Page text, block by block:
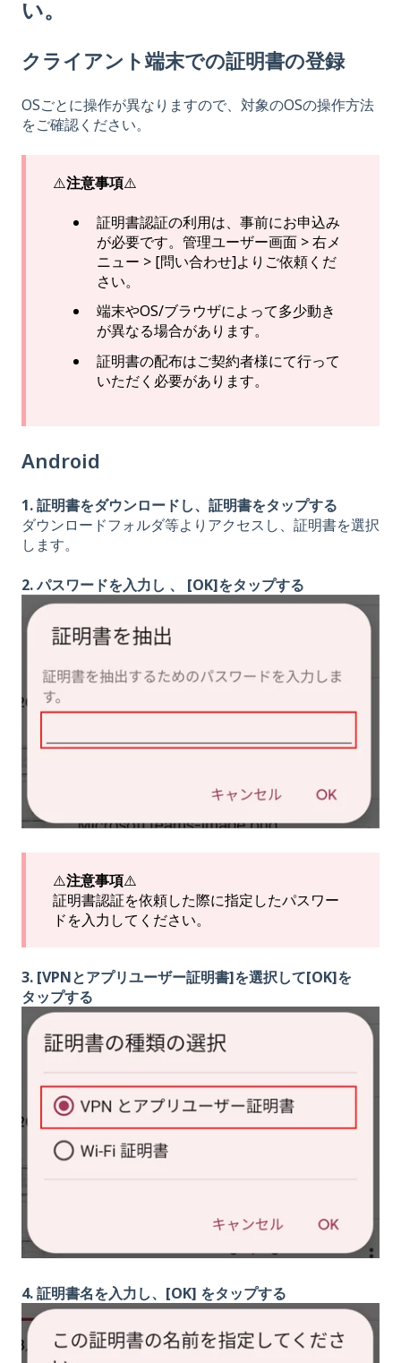
い。
クライアント端末での証明書の登録
OSごとに操作が異なりますので、対象のOSの操作方法
をご確認ください。
⚠️注意事項⚠️
証明書認証の利用は、事前にお申込み
が必要です。管理ユーザー画面 > 右メ
ニュー > [問い合わせ]よりご依頼くだ
さい。
端末やOS/ブラウザによって多少動き
が異なる場合があります。
証明書の配布はご契約者様にて行って
いただく必要があります。
Android
1. 証明書をダウンロードし、証明書をタップする
ダウンロードフォルダ等よりアクセスし、証明書を選択
します。
2. パスワードを入力し 、 [OK]をタップする
⚠️注意事項⚠️
証明書認証を依頼した際に指定したパスワー
ドを入力してください。
3. [VPNとアプリユーザー証明書]を選択して[OK]を
タップする
4. 証明書名を入力し、[OK] をタップする